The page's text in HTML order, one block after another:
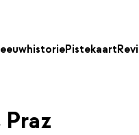
Pistekaart